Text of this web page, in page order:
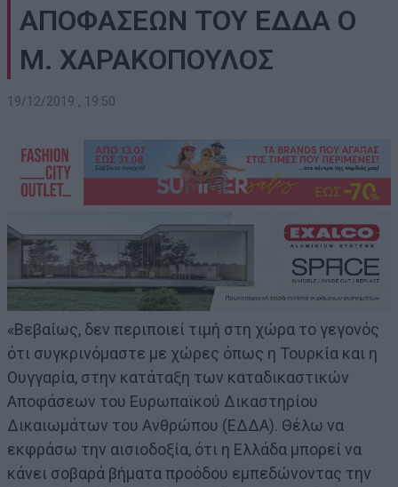
ΑΠΟΦΑΣΕΩΝ ΤΟΥ ΕΔΔΑ Ο
Μ. ΧΑΡΑΚΟΠΟΥΛΟΣ
19/12/2019 , 19:50
«Βεβαίως, δεν περιποιεί τιμή στη χώρα το γεγονός
ότι συγκρινόμαστε με χώρες όπως η Τουρκία και η
Ουγγαρία, στην κατάταξη των καταδικαστικών
Αποφάσεων του Ευρωπαϊκού Δικαστηρίου
Δικαιωμάτων του Ανθρώπου (ΕΔΔΑ). Θέλω να
εκφράσω την αισιοδοξία, ότι η Ελλάδα μπορεί να
κάνει σοβαρά βήματα προόδου εμπεδώνοντας την